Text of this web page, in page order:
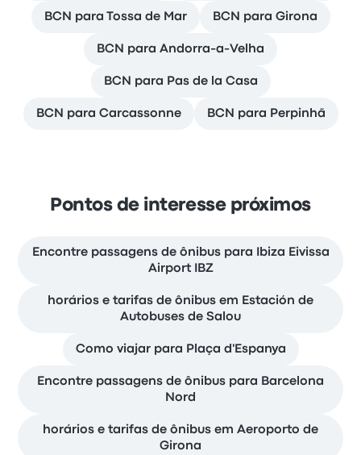
BCN para Tossa de Mar BCN para Girona
BCN para Andorra-a-Velha
BCN para Pas de la Casa
BCN para Carcassonne BCN para Perpinhã
Pontos de interesse próximos
Encontre passagens de ônibus para Ibiza Eivissa
Airport IBZ
horários e tarifas de ônibus em Estación de
Autobuses de Salou
Como viajar para Plaça d'Espanya
Encontre passagens de ônibus para Barcelona
Nord
horários e tarifas de ônibus em Aeroporto de
Girona